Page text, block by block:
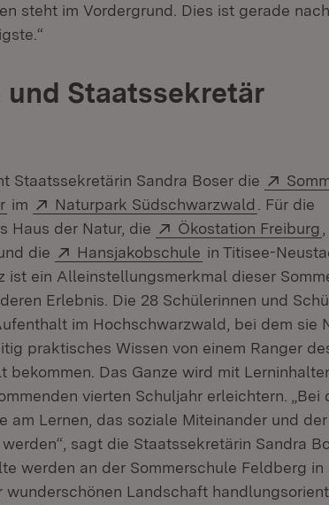
steht im Vordergrund. Dies ist gerade
Staatssekretär
Staatssekretärin Sandra Boser die
(Öffnet in neuem Fenster)
im Extern:
Naturpark Südschwarzwald (Öffnet
. Für die
Haus der Natur, die
Extern:
Ökostation Freiburg
in neuem Fenster)
die Extern:
Hansjakobschule (Öffnet in neuem
in Titisee-
ist ein Alleinstellungsmerkmal dieser
Erlebnis. Die 28 Schülerinnen und
im Hochschwarzwald, bei dem sie
praktisches Wissen von einem Ranger
Das Ganze wird mit
vierten Schuljahr erleichtern. „Bei
am Lernen, das soziale Miteinander und
sagt die Staatssekretärin Sandra
werden an der Sommerschule Feldberg in
wunderschönen Landschaft